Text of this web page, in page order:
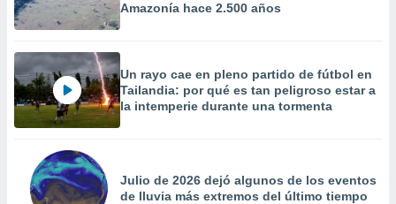
Amazonía hace 2.500 años
Un rayo cae en pleno partido de fútbol en
Tailandia: por qué es tan peligroso estar a
la intemperie durante una tormenta
Julio de 2026 dejó algunos de los eventos
de lluvia más extremos del último tiempo